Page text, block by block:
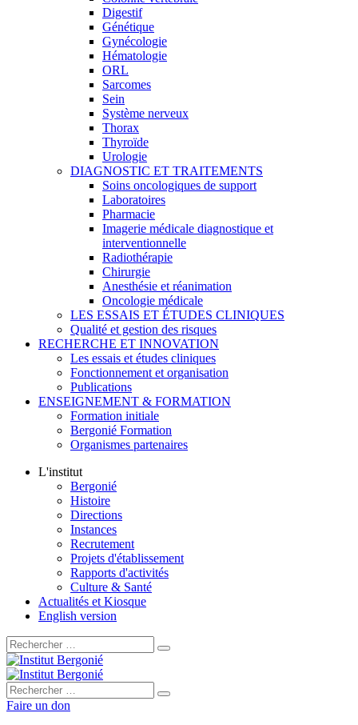
Digestif
Génétique
Gynécologie
Hématologie
ORL
Sarcomes
Sein
Système nerveux
Thorax
Thyroïde
Urologie
DIAGNOSTIC ET TRAITEMENTS
Soins oncologiques de support
Laboratoires
Pharmacie
Imagerie médicale diagnostique et
interventionnelle
Radiothérapie
Chirurgie
Anesthésie et réanimation
Oncologie médicale
LES ESSAIS ET ÉTUDES CLINIQUES
Qualité et gestion des risques
RECHERCHE ET INNOVATION
Les essais et études cliniques
Fonctionnement et organisation
Publications
ENSEIGNEMENT & FORMATION
Formation initiale
Bergonié Formation
Organismes partenaires
L'institut
Bergonié
Histoire
Directions
Instances
Recrutement
Projets d'établissement
Rapports d'activités
Culture & Santé
Actualités et Kiosque
English version
Rechercher :
Rechercher :
Faire un don